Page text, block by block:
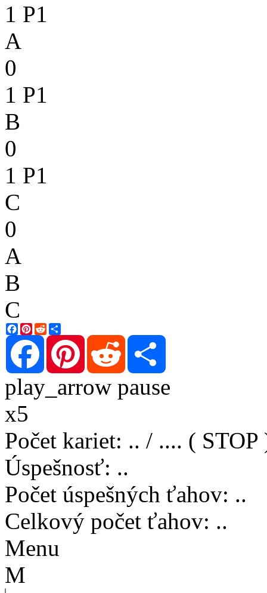
1 P1
A
0
1 P1
B
0
1 P1
C
0
A
B
C
Facebook
Pinterest
Reddit
Facebook
Pinterest Reddit
play_arrow pause
x5
Počet kariet: .. / .... ( STOP
Úspešnosť: ..
Počet úspešných ťahov: ..
Celkový počet ťahov: ..
Menu
M